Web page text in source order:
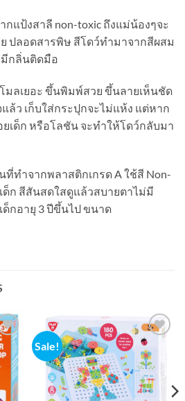
กแป้งสาลี non-toxic ถึงแม่น้องๆจะ
ปลอดสารพิษ สีโดว์ทำมาจากสีผสม
กลิ่นติดมือ
ลเยอะ ขึ้นพิมพ์สวย ขึ้นลายเห็นชัด
ล้ว เก็บใส่กระปุกจะไม่แห้ง แต่หาก
ยเด็ก หรือโลชัน จะทำให้โดว์กลับมา
ที่ทำจากพลาสติกเกรด A ใช้สี Non-
ด็ก สีสันสดใสดูแล้วสบายตาไม่มี
ด็กอายุ 3 ปีขึ้นไป ขนาด
to
Sale!
Add to
wishlist